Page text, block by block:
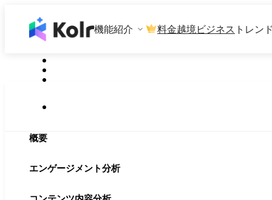
機能紹介 料金越境ビジネス トレン
概要
エンゲージメント分析